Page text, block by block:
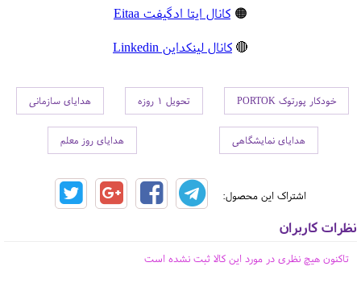
🟠 کانال ایتا ادگیفت Eitaa
🔴 کانال لینکداین Linkedin
خودکار پورتوک PORTOK تحویل 1 روزه هدایای سازمانی
هدایای نمایشگاهی هدایای روز معلم
اشتراک این محصول:
نظرات کاربران
تاکنون هیچ نظری در مورد این کالا ثبت نشده است